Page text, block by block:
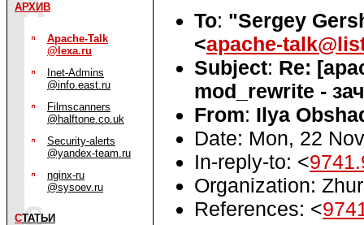
АРХИВ
Apache-Talk
@lexa.ru
Inet-Admins
@info.east.ru
Filmscanners
@halftone.co.uk
Security-alerts
@yandex-team.ru
nginx-ru
@sysoev.ru
СТАТЬИ
To: "Sergey
<apache-
Subject: Re:
mod_rewrite -
From: Ilya
Date: Mon, 22
In-reply-to: <
Organization:
References: <